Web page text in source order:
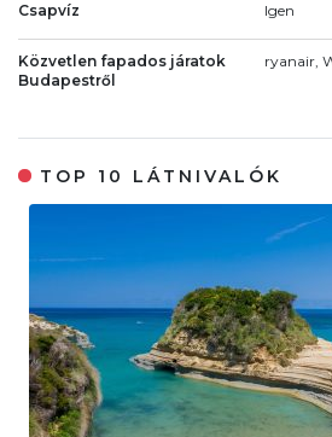
Csapvíz Igen
Közvetlen fapados járatok
Budapestről
ryanair,
TOP 10 LÁTNIVALÓK